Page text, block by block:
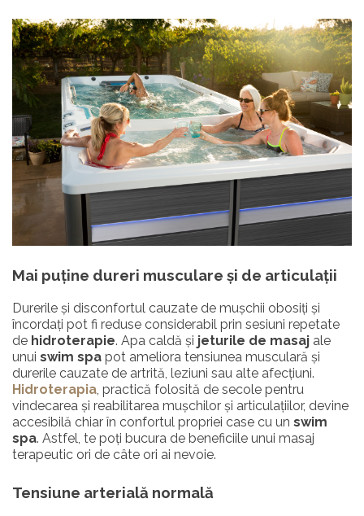
Mai puține dureri musculare și de articulații
Durerile și disconfortul cauzate de mușchii obosiți și
încordați pot fi reduse considerabil prin sesiuni repetate
de hidroterapie. Apa caldă și jeturile de masaj ale
unui swim spa pot ameliora tensiunea musculară și
durerile cauzate de artrită, leziuni sau alte afecțiuni.
Hidroterapia , practică folosită de secole pentru
vindecarea și reabilitarea mușchilor și articulațiilor, devine
accesibilă chiar în confortul propriei case cu un swim
spa. Astfel, te poți bucura de beneficiile unui masaj
terapeutic ori de câte ori ai nevoie.
Tensiune arterială normală